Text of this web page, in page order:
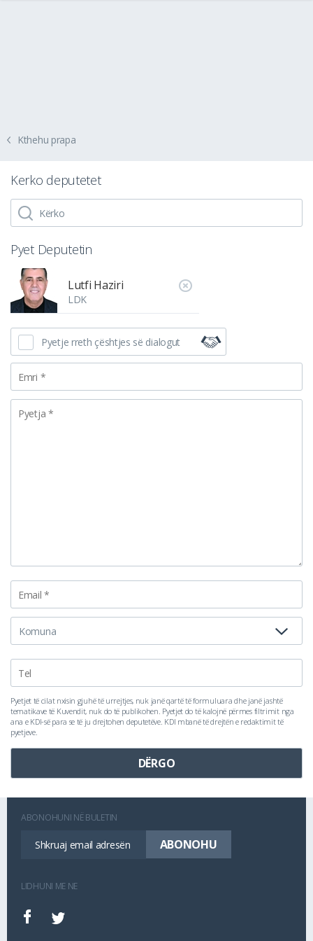
Kthehu prapa
Kerko deputetet
Pyet Deputetin
Lutfi Haziri
LDK
Pyetje rreth çështjes së dialogut
Pyetjet të cilat nxisin gjuhë të urrejtjes, nuk janë qartë të formuluara dhe janë jashtë
tematikave të Kuvendit, nuk do të publikohen. Pyetjet do të kalojnë përmes filtrimit nga
ana e KDI-së para se të ju drejtohen deputetëve. KDI mbanë të drejtën e redaktimit të
pyetjeve.
ABONOHUNI NË BULETIN
LIDHUNI ME NE